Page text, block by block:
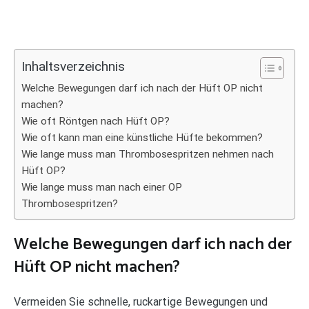
Inhaltsverzeichnis
Welche Bewegungen darf ich nach der Hüft OP nicht
machen?
Wie oft Röntgen nach Hüft OP?
Wie oft kann man eine künstliche Hüfte bekommen?
Wie lange muss man Thrombosespritzen nehmen nach
Hüft OP?
Wie lange muss man nach einer OP
Thrombosespritzen?
Welche Bewegungen darf ich nach der
Hüft OP nicht machen?
Vermeiden Sie schnelle, ruckartige Bewegungen und